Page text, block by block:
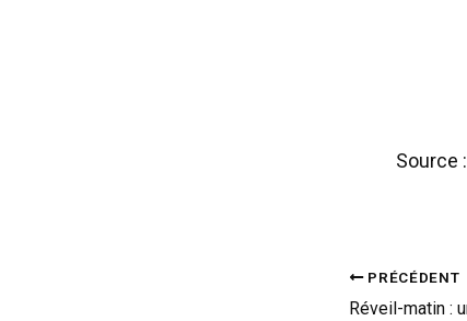
Source :
PRÉCÉDENT